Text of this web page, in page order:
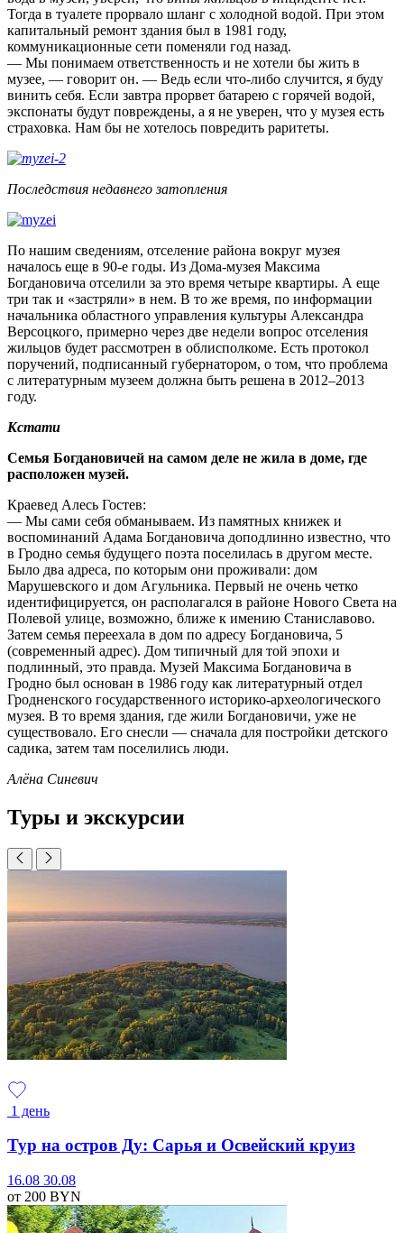
Тогда в туалете прорвало шланг с холодной водой. При этом
капитальный ремонт здания был в 1981 году,
коммуникационные сети поменяли год назад.
— Мы понимаем ответственность и не хотели бы жить в
музее, — говорит он. — Ведь если что-либо случится, я буду
винить себя. Если завтра прорвет батарею с горячей водой,
экспонаты будут повреждены, а я не уверен, что у музея есть
страховка. Нам бы не хотелось повредить раритеты.
Последствия недавнего затопления
По нашим сведениям, отселение района вокруг музея
началось еще в 90-е годы. Из Дома-музея Максима
Богдановича отселили за это время четыре квартиры. А еще
три так и «застряли» в нем. В то же время, по информации
начальника областного управления культуры Александра
Версоцкого, примерно через две недели вопрос отселения
жильцов будет рассмотрен в облисполкоме. Есть протокол
поручений, подписанный губернатором, о том, что проблема
с литературным музеем должна быть решена в 2012–2013
году.
Кстати
Семья Богдановичей на самом деле не жила в доме, где
расположен музей.
Краевед Алесь Гостев:
— Мы сами себя обманываем. Из памятных книжек и
воспоминаний Адама Богдановича доподлинно известно, что
в Гродно семья будущего поэта поселилась в другом месте.
Было два адреса, по которым они проживали: дом
Марушевского и дом Агульника. Первый не очень четко
идентифицируется, он располагался в районе Нового Света на
Полевой улице, возможно, ближе к имению Станиславово.
Затем семья переехала в дом по адресу Богдановича, 5
(современный адрес). Дом типичный для той эпохи и
подлинный, это правда. Музей Максима Богдановича в
Гродно был основан в 1986 году как литературный отдел
Гродненского государственного историко-археологического
музея. В то время здания, где жили Богдановичи, уже не
существовало. Его снесли — сначала для постройки детского
садика, затем там поселились люди.
Алёна Синевич
Туры и экскурсии
1 день
Тур на остров Ду: Сарья и Освейский круиз
16.08 30.08
от 200 BYN